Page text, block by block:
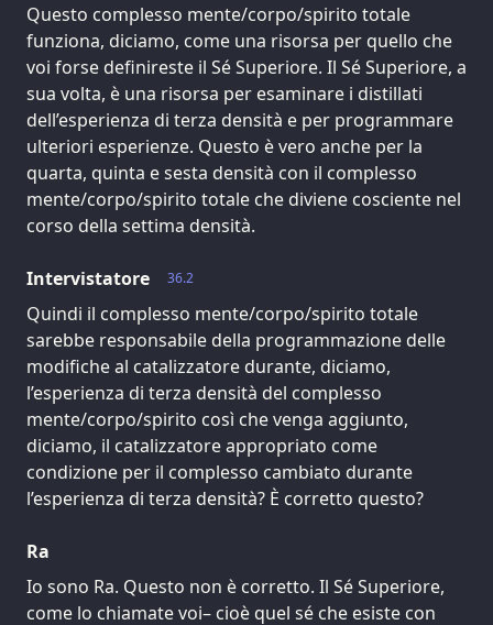
Questo complesso mente/corpo/spirito totale
funziona, diciamo, come una risorsa per quello che
voi forse definireste il Sé Superiore. Il Sé Superiore, a
sua volta, è una risorsa per esaminare i distillati
dell’esperienza di terza densità e per programmare
ulteriori esperienze. Questo è vero anche per la
quarta, quinta e sesta densità con il complesso
mente/corpo/spirito totale che diviene cosciente nel
corso della settima densità.
36.2
Intervistatore
Quindi il complesso mente/corpo/spirito totale
sarebbe responsabile della programmazione delle
modifiche al catalizzatore durante, diciamo,
l’esperienza di terza densità del complesso
mente/corpo/spirito così che venga aggiunto,
diciamo, il catalizzatore appropriato come
condizione per il complesso cambiato durante
l’esperienza di terza densità? È corretto questo?
Ra
Io sono Ra. Questo non è corretto. Il Sé Superiore,
come lo chiamate voi– cioè quel sé che esiste con